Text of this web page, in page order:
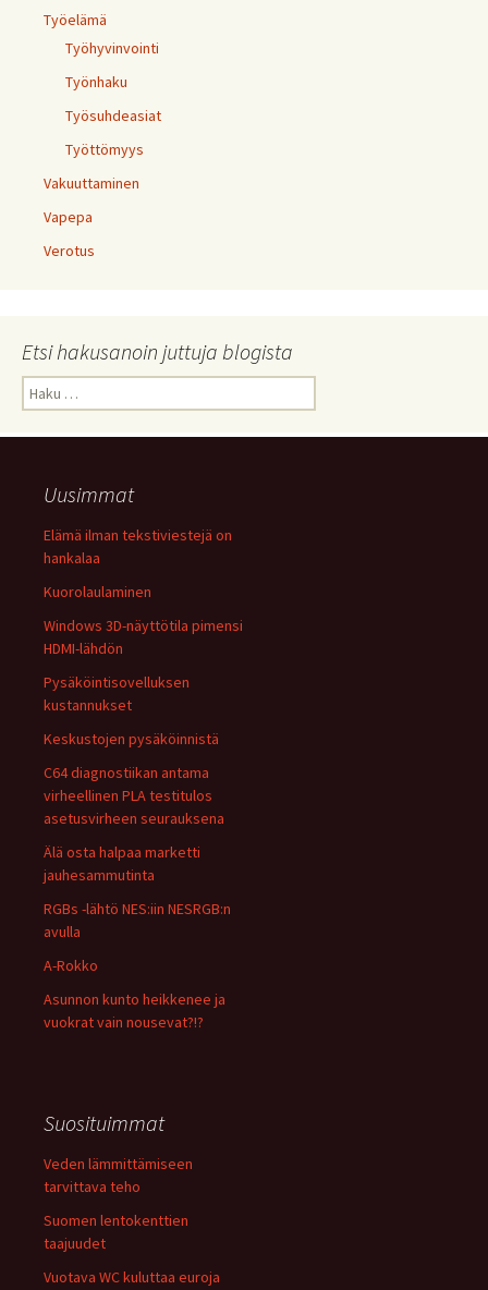
Työelämä
Työhyvinvointi
Työnhaku
Työsuhdeasiat
Työttömyys
Vakuuttaminen
Vapepa
Verotus
Etsi hakusanoin juttuja blogista
Haku:
Uusimmat
Elämä ilman tekstiviestejä on
hankalaa
Kuorolaulaminen
Windows 3D-näyttötila pimensi
HDMI-lähdön
Pysäköintisovelluksen
kustannukset
Keskustojen pysäköinnistä
C64 diagnostiikan antama
virheellinen PLA testitulos
asetusvirheen seurauksena
Älä osta halpaa marketti
jauhesammutinta
RGBs -lähtö NES:iin NESRGB:n
avulla
A-Rokko
Asunnon kunto heikkenee ja
vuokrat vain nousevat?!?
Suosituimmat
Veden lämmittämiseen
tarvittava teho
Suomen lentokenttien
taajuudet
Vuotava WC kuluttaa euroja